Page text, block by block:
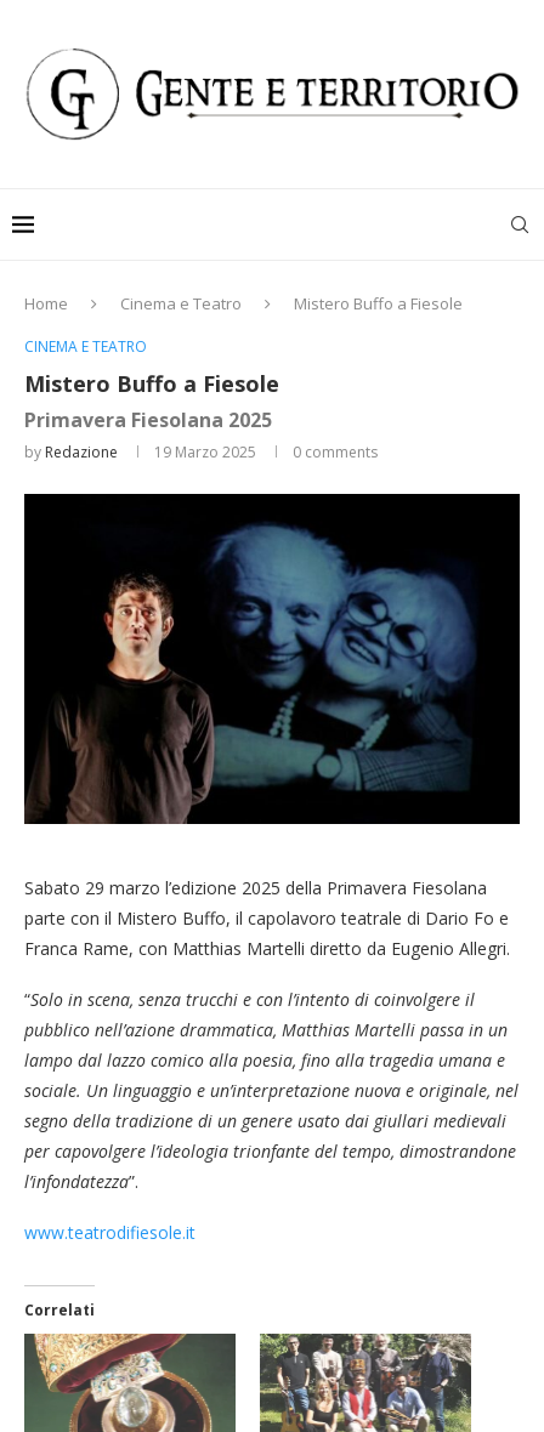
Home Cinema e Teatro Mistero Buffo a Fiesole
CINEMA E TEATRO
Mistero Buffo a Fiesole
Primavera Fiesolana 2025
by Redazione 19 Marzo 2025 0 comments
Sabato 29 marzo l’edizione 2025 della Primavera Fiesolana
parte con il Mistero Buffo, il capolavoro teatrale di Dario Fo e
Franca Rame, con Matthias Martelli diretto da Eugenio Allegri.
“Solo in scena, senza trucchi e con l’intento di coinvolgere il
pubblico nell’azione drammatica, Matthias Martelli passa in un
lampo dal lazzo comico alla poesia, fino alla tragedia umana e
sociale. Un linguaggio e un’interpretazione nuova e originale, nel
segno della tradizione di un genere usato dai giullari medievali
per capovolgere l’ideologia trionfante del tempo, dimostrandone
l’infondatezza”.
www.teatrodifiesole.it
Correlati